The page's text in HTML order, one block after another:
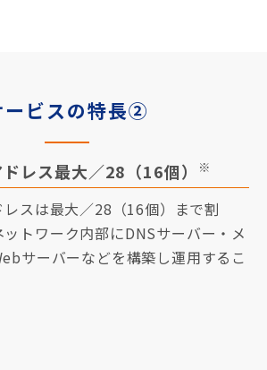
ービスの特長②
レス最大／28（16個） ※
スは最大／28（16個）まで割
トワーク内部にDNSサーバー・メ
サーバーなどを構築し運用するこ